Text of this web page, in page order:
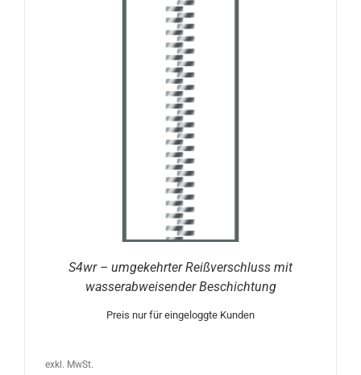
S4wr – umgekehrter Reißverschluss mit
wasserabweisender Beschichtung
Preis nur für eingeloggte Kunden
exkl. MwSt.